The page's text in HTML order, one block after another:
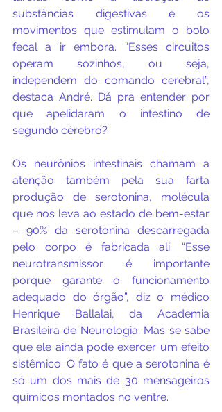
substâncias digestivas e os
movimentos que estimulam o bolo
fecal a ir embora. “Esses circuitos
operam sozinhos, ou seja,
independem do comando cerebral”,
destaca André. Dá pra entender por
que apelidaram o intestino de
segundo cérebro?
Os neurônios intestinais chamam a
atenção também pela sua farta
produção de serotonina, molécula
que nos leva ao estado de bem-estar
– 90% da serotonina descarregada
pelo corpo é fabricada ali. “Esse
neurotransmissor é importante
porque garante o funcionamento
adequado do órgão”, diz o médico
Henrique Ballalai, da Academia
Brasileira de Neurologia. Mas se sabe
que ele ainda pode exercer um efeito
sistêmico. O fato é que a serotonina é
só um dos mais de 30 mensageiros
químicos montados no ventre.